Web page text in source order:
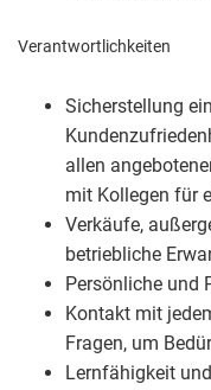
Verantwortlichkeiten
Sicherstellung
allen
mit Kollegen für
Verkäufe,
betriebliche
Persönliche und
Kontakt mit
Fragen, um
Lernfähigkeit